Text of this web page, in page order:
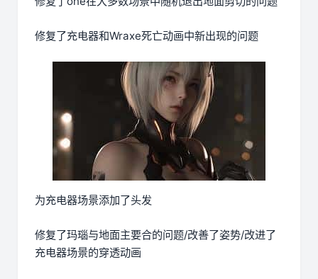
修复了充电器和Wraxe死亡动画中新出现的问题
为充电器场景添加了头发
修复了玛瑙与地面主要合的问题/改善了姿势/改进了
充电器场景的穿透动画